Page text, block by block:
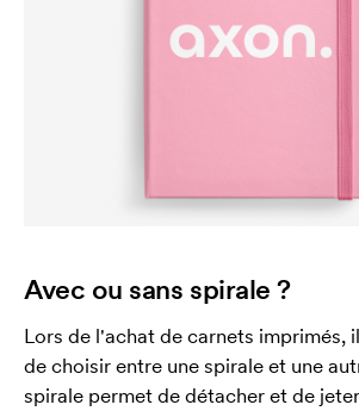
Avec ou sans spirale ?
Lors de l'achat de carnets imprimés,
de choisir entre une spirale et une
spirale permet de détacher et de